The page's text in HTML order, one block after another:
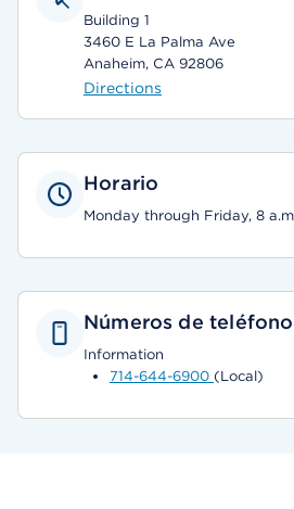
Building 1
3460 E La Palma Ave
Anaheim, CA 92806
Directions
Horario
Monday through Friday, 8
Números de teléfono
Information
714-644-6900 (Local)